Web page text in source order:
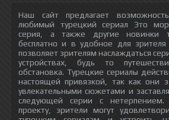
Наш сайт предлагает
любимый турецкий сериал Это
серия, а также другие новинки
бесплатно и в удобное для
позволяет зрителям наслаждаться
устройствах, будь то
обстановка. Турецкие сериалы
настоящей привязкой, так как они
увлекательными сюжетами и
следующей серии с нетерпением.
проекту, зрители могут